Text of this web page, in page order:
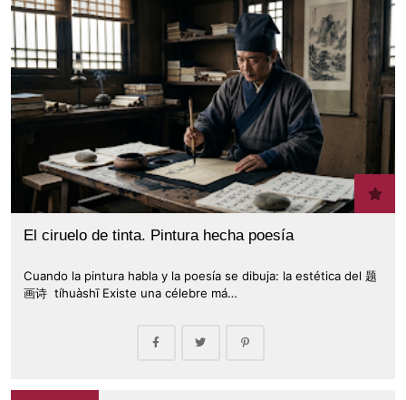
El ciruelo de tinta. Pintura hecha poesía
Cuando la pintura habla y la poesía se dibuja: la estética del 题
画诗 tíhuàshī Existe una célebre má…